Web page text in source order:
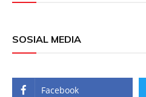
SOSIAL MEDIA
Facebook